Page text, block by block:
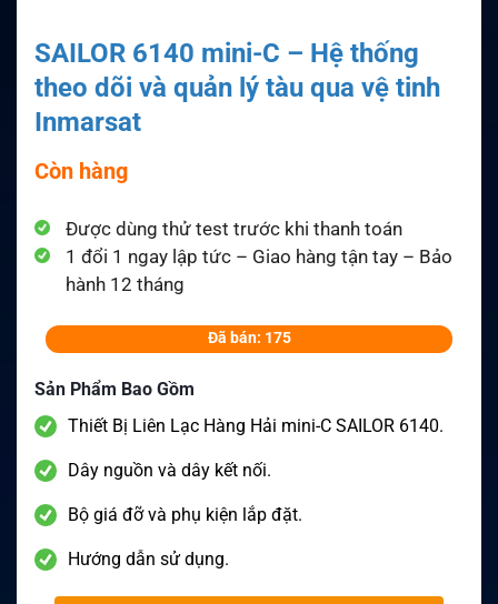
SAILOR 6140 mini-C – Hệ thống
theo dõi và quản lý tàu qua vệ tinh
Inmarsat
Còn hàng
Được dùng thử test trước khi thanh toán
1 đổi 1 ngay lập tức – Giao hàng tận tay – Bảo
hành 12 tháng
Đã bán: 175
Sản Phẩm Bao Gồm
Thiết Bị Liên Lạc Hàng Hải mini-C SAILOR 6140.
Dây nguồn và dây kết nối.
Bộ giá đỡ và phụ kiện lắp đặt.
Hướng dẫn sử dụng.